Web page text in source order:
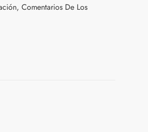
Comentarios De Los